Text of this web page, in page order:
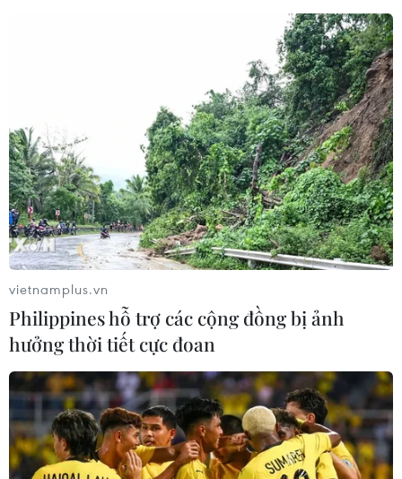
vietnamplus.vn
Philippines hỗ trợ các cộng đồng bị ảnh
hưởng thời tiết cực đoan